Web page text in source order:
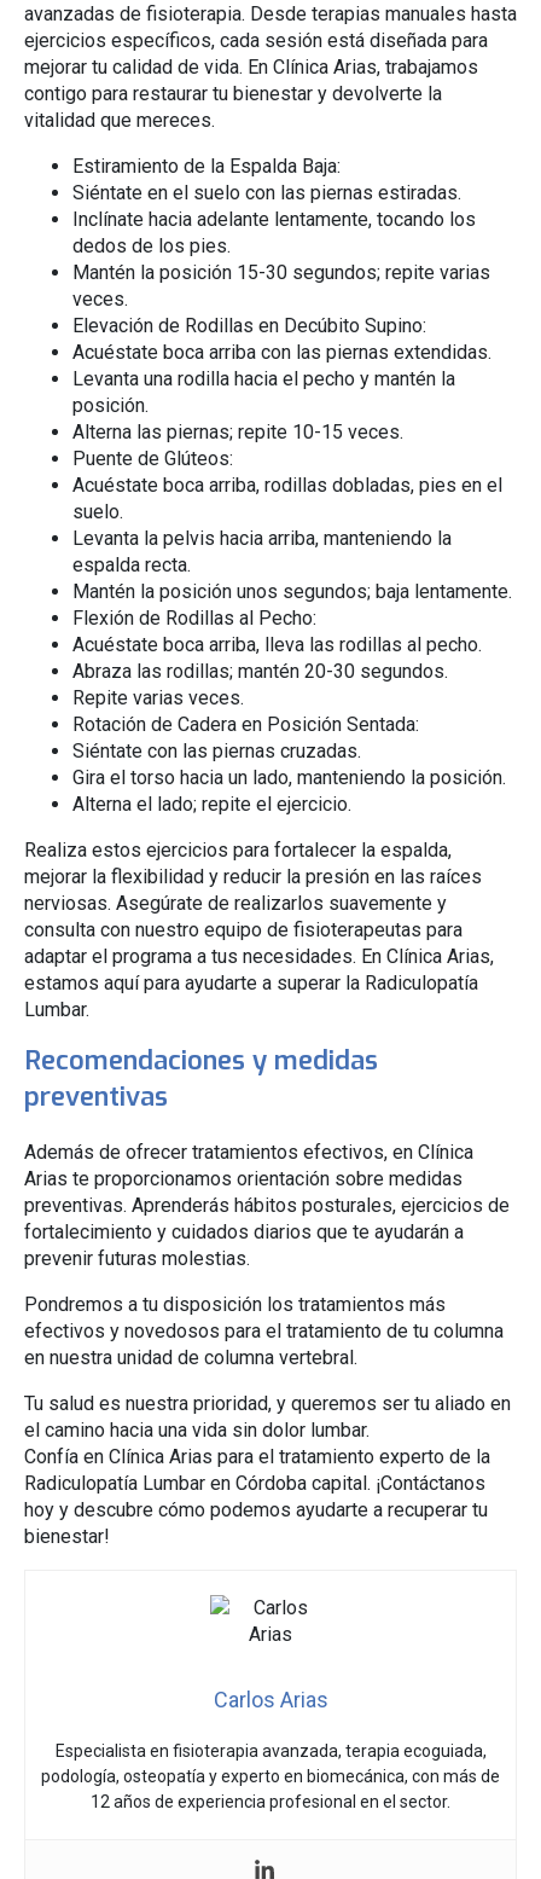
avanzadas de fisioterapia. Desde terapias manuales hasta
ejercicios específicos, cada sesión está diseñada para
mejorar tu calidad de vida. En Clínica Arias, trabajamos
contigo para restaurar tu bienestar y devolverte la
vitalidad que mereces.
Estiramiento de la Espalda Baja:
Siéntate en el suelo con las piernas estiradas.
Inclínate hacia adelante lentamente, tocando los
dedos de los pies.
Mantén la posición 15-30 segundos; repite varias
veces.
Elevación de Rodillas en Decúbito Supino:
Acuéstate boca arriba con las piernas extendidas.
Levanta una rodilla hacia el pecho y mantén la
posición.
Alterna las piernas; repite 10-15 veces.
Puente de Glúteos:
Acuéstate boca arriba, rodillas dobladas, pies en el
suelo.
Levanta la pelvis hacia arriba, manteniendo la
espalda recta.
Mantén la posición unos segundos; baja lentamente.
Flexión de Rodillas al Pecho:
Acuéstate boca arriba, lleva las rodillas al pecho.
Abraza las rodillas; mantén 20-30 segundos.
Repite varias veces.
Rotación de Cadera en Posición Sentada:
Siéntate con las piernas cruzadas.
Gira el torso hacia un lado, manteniendo la posición.
Alterna el lado; repite el ejercicio.
Realiza estos ejercicios para fortalecer la espalda,
mejorar la flexibilidad y reducir la presión en las raíces
nerviosas. Asegúrate de realizarlos suavemente y
consulta con nuestro equipo de fisioterapeutas para
adaptar el programa a tus necesidades. En Clínica Arias,
estamos aquí para ayudarte a superar la Radiculopatía
Lumbar.
Recomendaciones y medidas
preventivas
Además de ofrecer tratamientos efectivos, en Clínica
Arias te proporcionamos orientación sobre medidas
preventivas. Aprenderás hábitos posturales, ejercicios de
fortalecimiento y cuidados diarios que te ayudarán a
prevenir futuras molestias.
Pondremos a tu disposición los tratamientos más
efectivos y novedosos para el tratamiento de tu columna
en nuestra unidad de columna vertebral.
Tu salud es nuestra prioridad, y queremos ser tu aliado en
el camino hacia una vida sin dolor lumbar.
Confía en Clínica Arias para el tratamiento experto de la
Radiculopatía Lumbar en Córdoba capital. ¡Contáctanos
hoy y descubre cómo podemos ayudarte a recuperar tu
bienestar!
Carlos Arias
Especialista en fisioterapia avanzada, terapia ecoguiada,
podología, osteopatía y experto en biomecánica, con más de
12 años de experiencia profesional en el sector.